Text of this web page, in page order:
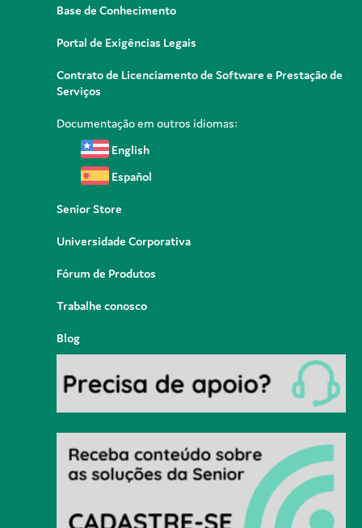
Base de Conhecimento
Portal de Exigências Legais
Contrato de Licenciamento de Software e Prestação de
Serviços
Documentação em outros idiomas:
English
Español
Senior Store
Universidade Corporativa
Fórum de Produtos
Trabalhe conosco
Blog